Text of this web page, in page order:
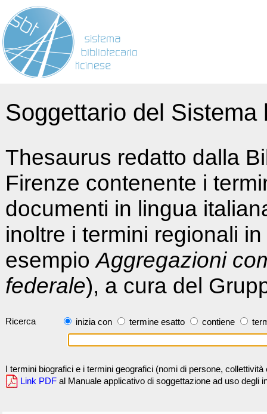
Soggettario del
Thesaurus redatto dalla
Firenze contenente i
documenti in lingua
inoltre i termini regionali
esempioAggregazioni
federale), a cura del
Ricerca inizia con termine esatto contiene
I termini biografici e i termini geografici (nomi di persone,
Link PDF al Manuale applicativo di soggettazione ad uso degli